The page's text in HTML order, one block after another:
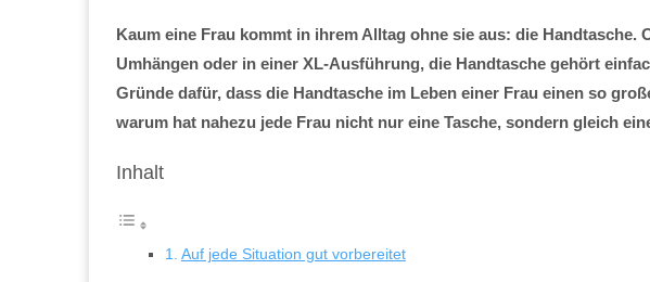
Kaum eine Frau kommt in ihrem Alltag ohne sie aus: die Handtasche.
Umhängen oder in einer XL-Ausführung, die Handtasche gehört
Gründe dafür, dass die Handtasche im Leben einer Frau einen so
warum hat nahezu jede Frau nicht nur eine Tasche, sondern gleich
Inhalt
Auf jede Situation gut vorbereitet